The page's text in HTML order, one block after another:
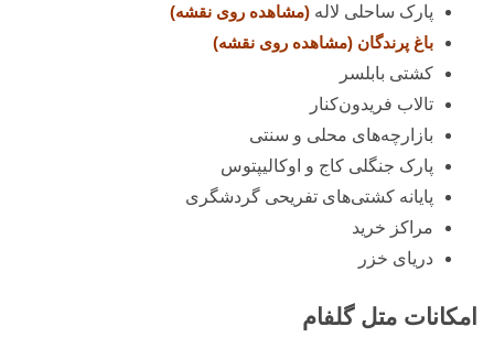
پارک ساحلی لاله (مشاهده روی نقشه)
باغ پرندگان (مشاهده روی نقشه)
کشتی بابلسر
تالاب فریدون‌کنار
بازارچه‌های محلی و سنتی
پارک جنگلی کاج و اوکالیپتوس
پایانه کشتی‌های تفریحی گردشگری
مراکز خرید
دریای خزر
امکانات متل گلفام